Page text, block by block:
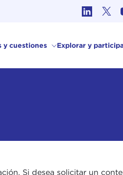
y cuestiones Explorar y
Si desea solicitar un